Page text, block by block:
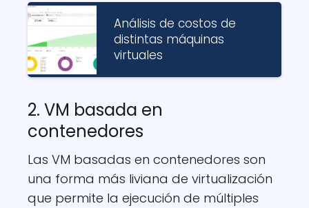
Análisis de costos de
distintas máquinas
virtuales
2. VM basada en
contenedores
Las VM basadas en contenedores son
una forma más liviana de virtualización
que permite la ejecución de múltiples